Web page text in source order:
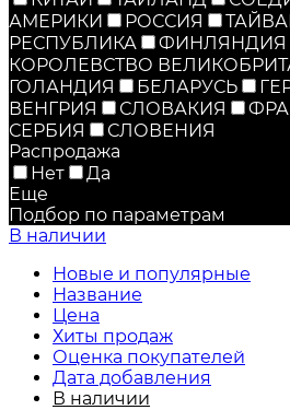
АМЕРИКИ
РОССИЯ
РЕСПУБЛИКА
ФИНЛЯНДИЯ
КОРОЛЕВСТВО
ГОЛАНДИЯ
БЕЛАРУСЬ
ВЕНГРИЯ
СЛОВАКИЯ
СЕРБИЯ
СЛОВЕНИЯ
Распродажа
Нет
Да
Еще
Подбор по параметрам
В наличии
Новые и популярные
Название
Цена
Хиты продаж
Оценка покупателей
Дата добавления
В наличии